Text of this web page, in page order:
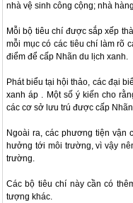
nhà vệ sinh công cộng; nhà
Mỗi bộ tiêu chí được sắp xếp
mỗi mục có các tiêu chí làm rõ
điểm để cấp Nhãn du lịch xanh.
Phát biểu tại hội thảo, các đại
xanh áp . Một số ý kiến cho
các cơ sở lưu trú được cấp
Ngoài ra, các phương tiện vận
hưởng tới môi trường, vì vậy
trường.
Các bộ tiêu chí này cần có
tượng khác.